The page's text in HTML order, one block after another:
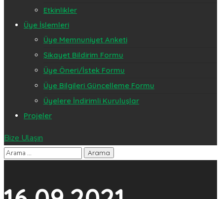
Etkinlikler
Üye İşlemleri
Üye Memnuniyet Anketi
Şikayet Bildirim Formu
Üye Öneri/İstek Formu
Üye Bilgileri Güncelleme Formu
Üyelere İndirimli Kuruluşlar
Projeler
Bize Ulaşın